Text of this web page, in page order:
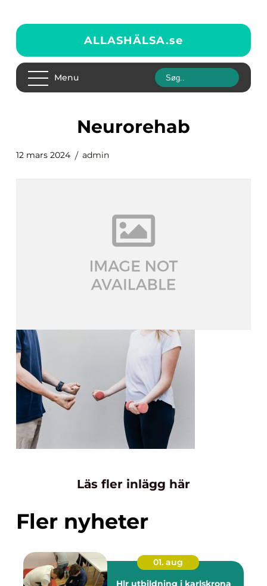
ALLASHÄLSA.se
Menu
neurorehab
12 mars 2024 admin
Läs fler inlägg här
Fler nyheter
01. aug
Hlr utbildning i karlskrona